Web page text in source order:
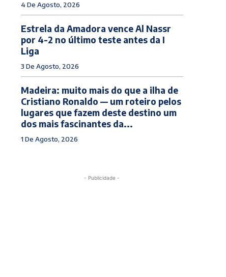
4 De Agosto, 2026
Estrela da Amadora vence Al Nassr
por 4-2 no último teste antes da I
Liga
3 De Agosto, 2026
Madeira: muito mais do que a ilha de
Cristiano Ronaldo — um roteiro pelos
lugares que fazem deste destino um
dos mais fascinantes da...
1 De Agosto, 2026
- Publicidade -